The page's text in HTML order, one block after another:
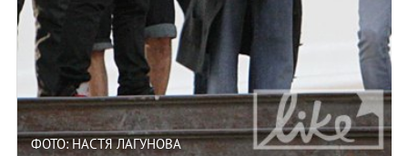
ФОТО: НАСТЯ ЛАГУНОВА